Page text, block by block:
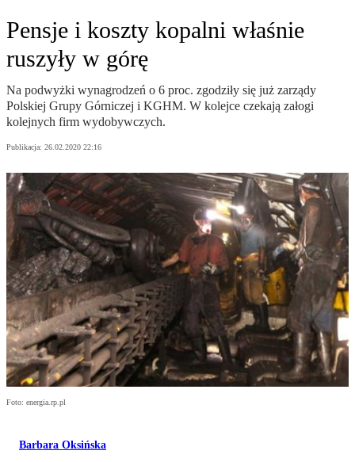
Pensje i koszty kopalni właśnie
ruszyły w górę
Na podwyżki wynagrodzeń o 6 proc. zgodziły się już zarządy
Polskiej Grupy Górniczej i KGHM. W kolejce czekają załogi
kolejnych firm wydobywczych.
Publikacja: 26.02.2020 22:16
Foto: energia.rp.pl
Barbara Oksińska